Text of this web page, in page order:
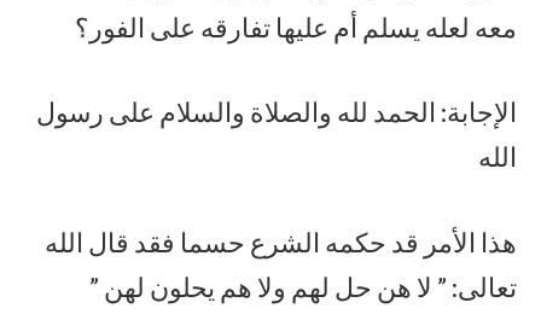
معه لعله يسلم أم عليها تفارقه على الفور؟
الإجابة: الحمد لله والصلاة والسلام على رسول
الله
هذا الأمر قد حكمه الشرع حسما فقد قال الله
تعالى: ” لا هن حل لهم ولا هم يحلون لهن ”